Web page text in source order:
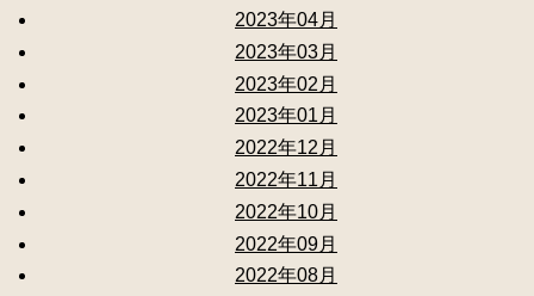
2023年04月
2023年03月
2023年02月
2023年01月
2022年12月
2022年11月
2022年10月
2022年09月
2022年08月